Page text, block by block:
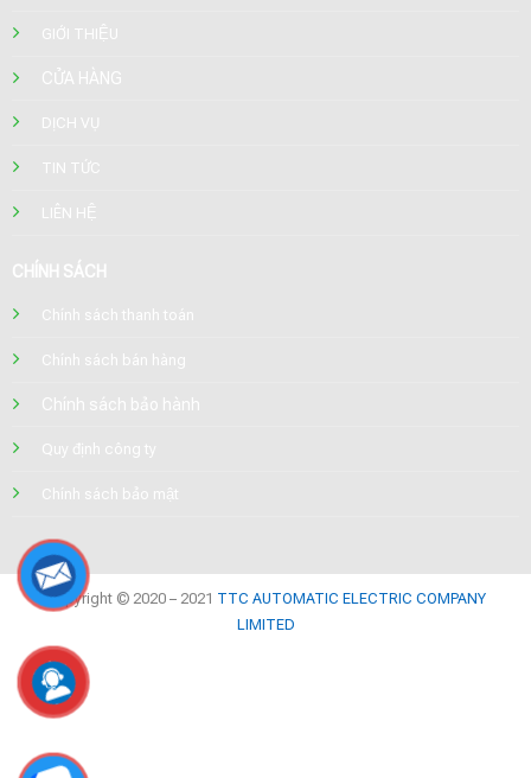
GIỚI THIỆU
CỬA HÀNG
DỊCH VỤ
TIN TỨC
LIÊN HỆ
CHÍNH SÁCH
Chính sách thanh toán
Chính sách bán hàng
Chính sách bảo hành
Quy định công ty
Chính sách bảo mật
Copyright © 2020 – 2021 TTC AUTOMATIC ELECTRIC COMPANY
LIMITED